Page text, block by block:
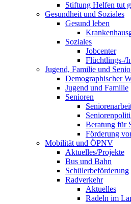
Stiftung Helfen tut
Gesundheit und Soziales
Gesund leben
Soziales
Jobcenter
Flüchtlings-/
Jugend, Familie und
Demographischer
Jugend und Familie
Senioren
Beratung für
Förderung
Mobilität und ÖPNV
Aktuelles/Projekte
Bus und Bahn
Schülerbeförderung
Radverkehr
Aktuelles
Radeln im